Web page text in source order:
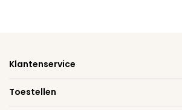
Klantenservice
Toestellen